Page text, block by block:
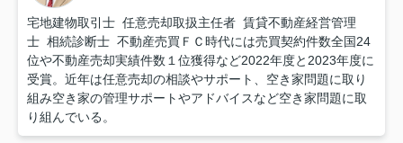
宅地建物取引士 任意売却取扱主任者 賃貸不動産経営管理
士 相続診断士 不動産売買ＦＣ時代には売買契約件数全国24
位や不動産売却実績件数１位獲得など2022年度と2023年度に
受賞。近年は任意売却の相談やサポート、空き家問題に取り
組み空き家の管理サポートやアドバイスなど空き家問題に取
り組んでいる。